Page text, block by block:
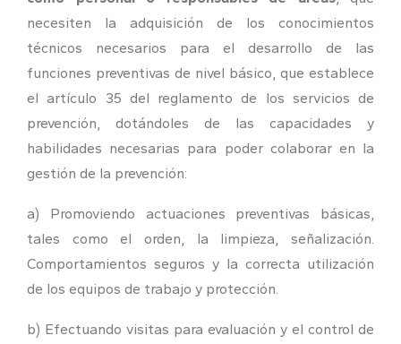
necesiten la adquisición de los conocimientos
técnicos necesarios para el desarrollo de las
funciones preventivas de nivel básico, que establece
el artículo 35 del reglamento de los servicios de
prevención, dotándoles de las capacidades y
habilidades necesarias para poder colaborar en la
gestión de la prevención:
a) Promoviendo actuaciones preventivas básicas,
tales como el orden, la limpieza, señalización.
Comportamientos seguros y la correcta utilización
de los equipos de trabajo y protección.
b) Efectuando visitas para evaluación y el control de